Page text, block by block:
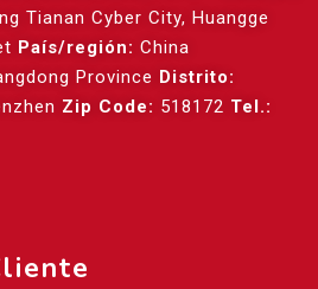
Tianan Cyber City, Huangge
País/región: China
Province Distrito:
Zip Code: 518172 Tel.: